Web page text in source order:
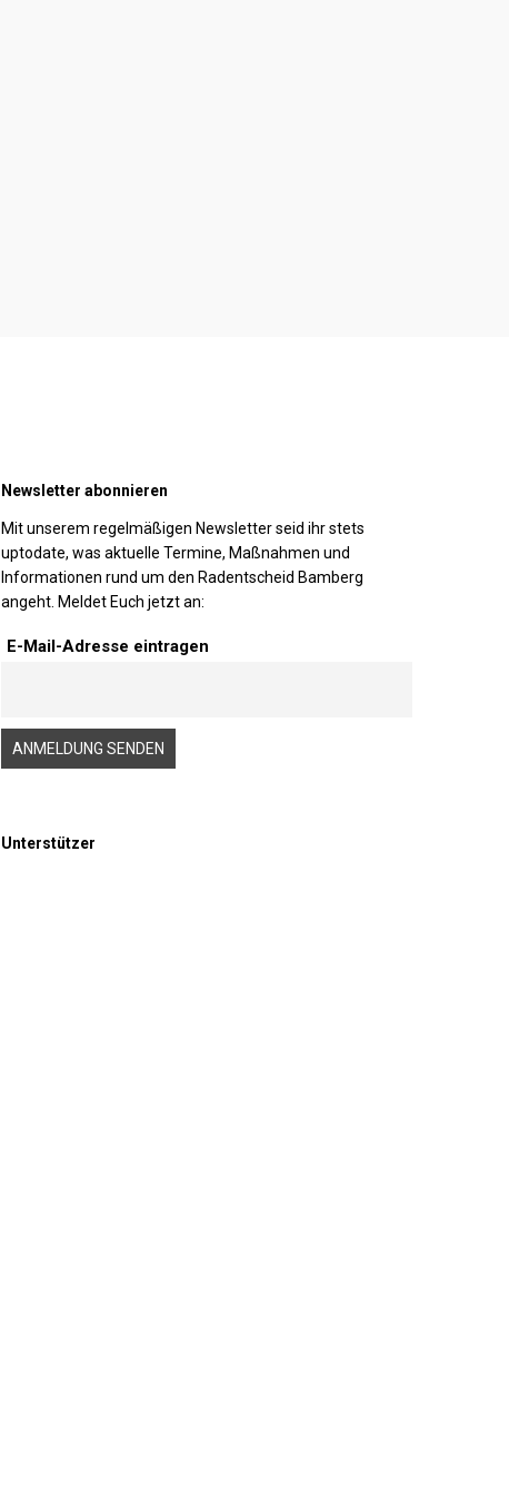
Newsletter abonnieren
Mit unserem regelmäßigen Newsletter seid ihr stets
uptodate, was aktuelle Termine, Maßnahmen und
Informationen rund um den Radentscheid Bamberg
angeht. Meldet Euch jetzt an:
E-Mail-Adresse eintragen
Unterstützer